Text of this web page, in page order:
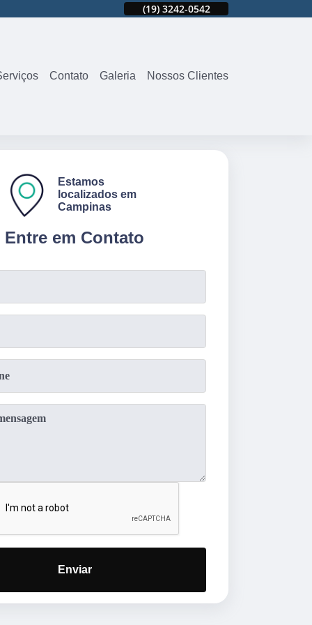
(19) 3242-0542
Contato Galeria Nossos Clientes
Entre em Contato
Estamos
localizados em
Campinas
Enviar